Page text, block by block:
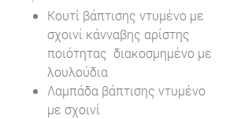
Κουτί βάπτισης ντυμένο με
σχοινί κάνναβης αρίστης
ποιότητας διακοσμημένο με
λουλούδια
Λαμπάδα βάπτισης ντυμένο
με σχοινί